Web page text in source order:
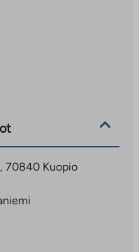
70840 Kuopio